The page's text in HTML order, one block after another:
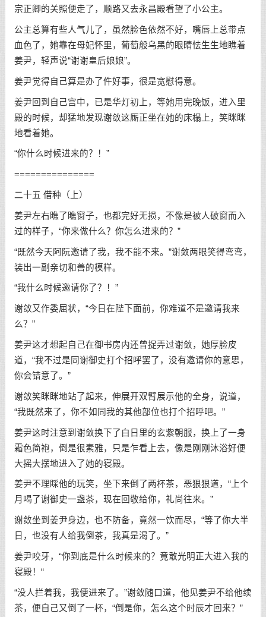
宗正卿的关照便走了，顺路又去永昌殿看望了小公主。
公主总算有些人气儿了，虽然脸色依然不好，嘴唇上总带点
血色了，她靠在母妃怀里，葡萄般乌黑的眼睛怯生生地瞧着
姜尹，轻声说“谢谢皇后娘娘”。
姜尹觉得自己算是办了件好事，很是宽慰得意。
姜尹回到自己宫中，已是华灯初上，等她用完晚饭，进入里
殿的时候，却猛地发现谢敛这厮正坐在她的床榻上，笑眯眯
地看着她。
“你什么时候进来的？！”
===============
二十五 借种（上）
姜尹左右瞧了瞧窗子，也都完好无损，不像是被人破窗而入
过的样子，“你来做什么？你怎么进来的？”
“既然今天阿阮邀请了我，我不能不来。”谢敛两眼笑得弯弯，
装出一副亲切和善的模样。
“我什么时候邀请你了？！”
谢敛又作委屈状，“今日在陛下面前，你难道不是邀请我来
么？”
姜尹这才想起自己在御书房内还曾捉弄过谢敛，她厚脸皮
道，“我不过是同谢御史打个招呼罢了，没有邀请你的意思，
你会错意了。”
谢敛笑眯眯地站了起来，伸展开双臂展示他的全身，说道，
“我既然来了，你不如同我的其他部位也打个招呼吧。”
姜尹这时注意到谢敛换下了白日里的玄紫朝服，换上了一身
霜色简袍，倒是很素雅，只是乍看上去，像是刚刚沐浴好便
大摇大摆地进入了她的寝殿。
姜尹不理睬他的玩笑，坐下来倒了两杯茶，恶狠狠道，“上个
月喝了谢御史一盏茶，现在回敬给你，礼尚往来。”
谢敛坐到姜尹身边，也不防备，竟然一饮而尽，“等了你大半
日，也没有人给我倒茶，我真是渴了。”
姜尹咬牙，“你到底是什么时候来的？竟敢光明正大进入我的
寝殿！“
“没人拦着我，我便进来了。”谢敛随口道，他见姜尹不给他续
茶，便自己又倒了一杯，“倒是你，怎么这个时辰才回来？”